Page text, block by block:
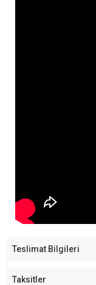
Teslimat Bilgileri
Taksitler